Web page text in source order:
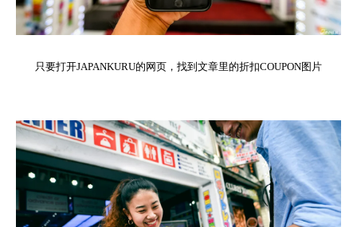
只要打开JAPANKURU的网页，找到文章里的折扣COUPON图片